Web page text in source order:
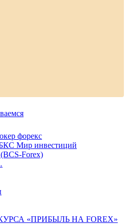
форекс
Мир инвестиций
Forex)
«ПРИБЫЛЬ НА FOREX»